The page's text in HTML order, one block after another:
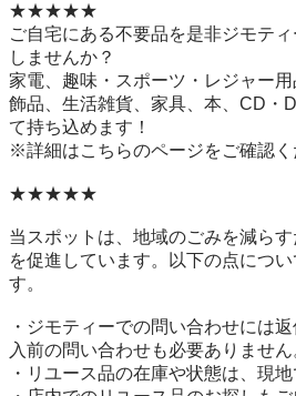
★★★★★
ご自宅にある不要品を是非ジモテ
しませんか？
家電、趣味・スポーツ・レジャー
飾品、生活雑貨、家具、本、CD・
て持ち込めます！
※詳細はこちらのページをご確認く
★★★★★
当スポットは、地域のごみを減ら
を促進しています。以下の点につ
す。
・ジモティーでの問い合わせには
入前の問い合わせも必要ありません
・リユース品の在庫や状態は、現